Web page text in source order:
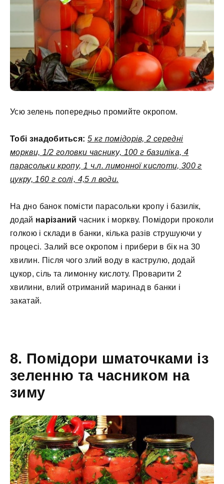
Усю зелень попередньо промийте окропом.
Тобі знадобиться: 5 кг помідорів, 2 середні
моркви, 1/2 головки часнику, 100 г базиліка, 4
парасольки кропу, 1 ч.л. лимонної кислоти, 300 г
цукру, 160 г солі, 4,5 л води.
На дно банок помісти парасольки кропу і базилік,
додай нарізаний часник і моркву. Помідори проколи
голкою і склади в банки, кілька разів струшуючи у
процесі. Залий все окропом і прибери в бік на 30
хвилин. Після чого злий воду в каструлю, додай
цукор, сіль та лимонну кислоту. Проварити 2
хвилини, влий отриманий маринад в банки і
закатай.
8. Помідори шматочками із
зеленню та часником на
зиму